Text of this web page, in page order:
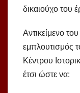
δικαιούχο του
Αντικείμενο
εμπλουτισμός
Κέντρου
έτσι ώστε να: